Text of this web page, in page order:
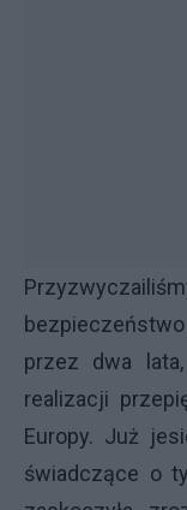
przez dwa
realizacji
Europy. Już
świadczące o